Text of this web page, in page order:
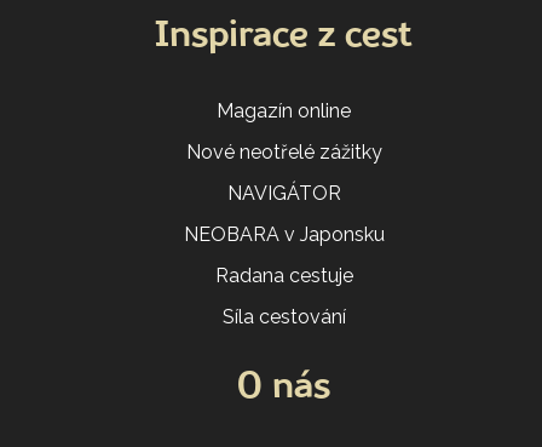
Inspirace z cest
Magazín online
Nové neotřelé zážitky
NAVIGÁTOR
NEOBARA v Japonsku
Radana cestuje
Síla cestování
O nás